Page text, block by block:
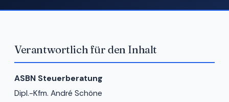
Verantwortlich für den Inhalt
ASBN Steuerberatung
Dipl.-Kfm. André Schöne